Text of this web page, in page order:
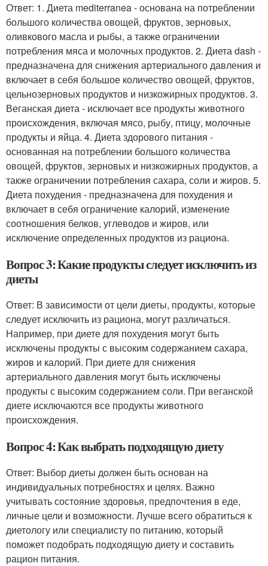
Ответ: 1. Диета mediterranea - основана на потреблении
большого количества овощей, фруктов, зерновых,
оливкового масла и рыбы, а также ограничении
потребления мяса и молочных продуктов. 2. Диета dash -
предназначена для снижения артериального давления и
включает в себя большое количество овощей, фруктов,
цельнозерновых продуктов и низкожирных продуктов. 3.
Веганская диета - исключает все продукты животного
происхождения, включая мясо, рыбу, птицу, молочные
продукты и яйца. 4. Диета здорового питания -
основанная на потреблении большого количества
овощей, фруктов, зерновых и низкожирных продуктов, а
также ограничении потребления сахара, соли и жиров. 5.
Диета похудения - предназначена для похудения и
включает в себя ограничение калорий, изменение
соотношения белков, углеводов и жиров, или
исключение определенных продуктов из рациона.
Вопрос 3: Какие продукты следует исключить из
диеты
Ответ: В зависимости от цели диеты, продукты, которые
следует исключить из рациона, могут различаться.
Например, при диете для похудения могут быть
исключены продукты с высоким содержанием сахара,
жиров и калорий. При диете для снижения
артериального давления могут быть исключены
продукты с высоким содержанием соли. При веганской
диете исключаются все продукты животного
происхождения.
Вопрос 4: Как выбрать подходящую диету
Ответ: Выбор диеты должен быть основан на
индивидуальных потребностях и целях. Важно
учитывать состояние здоровья, предпочтения в еде,
личные цели и возможности. Лучше всего обратиться к
диетологу или специалисту по питанию, который
поможет подобрать подходящую диету и составить
рацион питания.